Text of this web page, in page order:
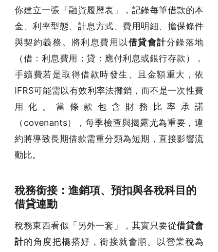
你建立一張「融資履歷表」，記錄每筆借款的本
金、利率型態、計息方式、費用明細、擔保條件
與契約義務。將利息費用以借貸會計分錄落地
（借：利息費用；貸：應付利息或銀行存款），
手續費若是取得借款時發生、且金額重大，依
IFRS可能需以有效利率法攤銷，而不是一次性費
用化。當條款包含財務比率承諾
（covenants），每季檢查與揭露尤為重要，違
約將導致長期借款需重分類為短期，直接影響流
動比。
稅務銜接：進銷項、預扣與各稅科目的
借貸連動
稅務東西看似「另外一套」，其實只要從借貸會
計的角度把橋搭好，銜接就會順。以營業稅為